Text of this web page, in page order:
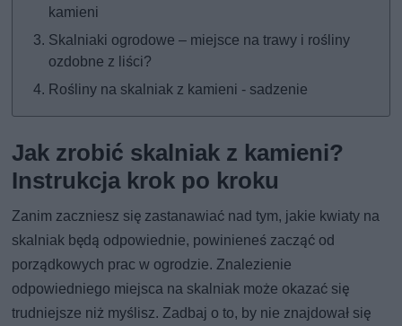
kamieni
Skalniaki ogrodowe – miejsce na trawy i rośliny
ozdobne z liści?
Rośliny na skalniak z kamieni - sadzenie
Jak zrobić skalniak z kamieni?
Instrukcja krok po kroku
Zanim zaczniesz się zastanawiać nad tym, jakie kwiaty na
skalniak będą odpowiednie, powinieneś zacząć od
porządkowych prac w ogrodzie. Znalezienie
odpowiedniego miejsca na skalniak może okazać się
trudniejsze niż myślisz. Zadbaj o to, by nie znajdował się